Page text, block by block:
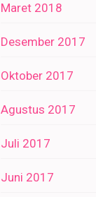
Maret 2018
Desember 2017
Oktober 2017
Agustus 2017
Juli 2017
Juni 2017